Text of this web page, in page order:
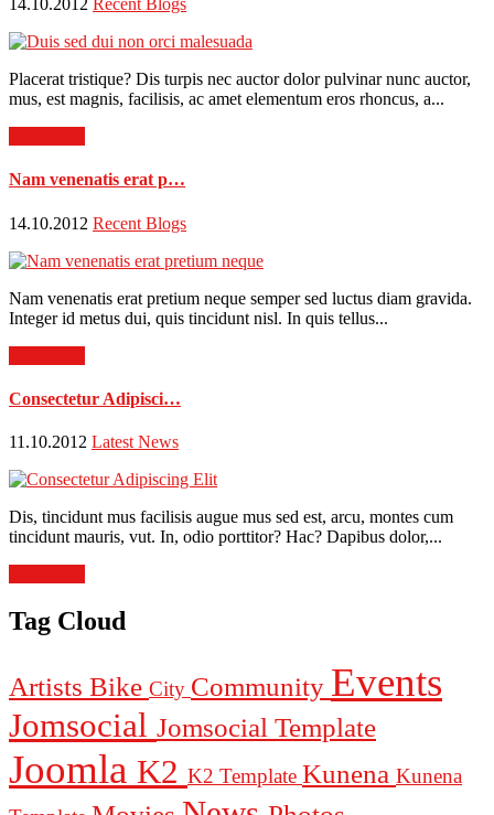
14.10.2012 Recent Blogs
Placerat tristique? Dis turpis nec auctor dolor pulvinar nunc auctor,
mus, est magnis, facilisis, ac amet elementum eros rhoncus, a...
Nam venenatis erat p…
14.10.2012 Recent Blogs
Nam venenatis erat pretium neque semper sed luctus diam gravida.
Integer id metus dui, quis tincidunt nisl. In quis tellus...
Consectetur Adipisci…
11.10.2012 Latest News
Dis, tincidunt mus facilisis augue mus sed est, arcu, montes cum
tincidunt mauris, vut. In, odio porttitor? Hac? Dapibus dolor,...
Tag Cloud
Artists Bike City Community Events
Jomsocial Jomsocial Template
Joomla K2 K2 Template Kunena Kunena